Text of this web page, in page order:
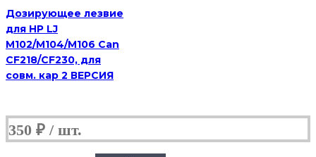
Дозирующее лезвие
для HP LJ
M102/M104/M106 Can
CF218/CF230, для
совм. кар 2 ВЕРСИЯ
350 ₽